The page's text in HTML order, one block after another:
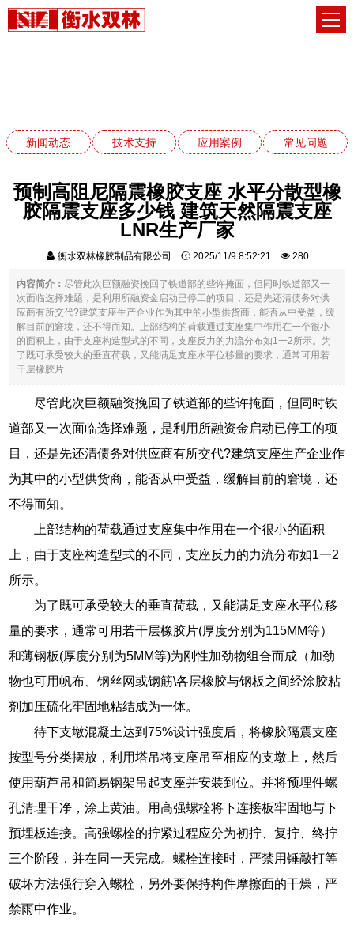
新闻动态 技术支持 应用案例 常见问题
预制高阻尼隔震橡胶支座 水平分散型橡
胶隔震支座多少钱 建筑天然隔震支座
LNR生产厂家
衡水双林橡胶制品有限公司 2025/11/9 8:52:21 280
内容简介： 尽管此次巨额融资挽回了铁道部的些许掩面，但同时铁道部又一
次面临选择难题，是利用所融资金启动已停工的项目，还是先还清债务对供
应商有所交代?建筑支座生产企业作为其中的小型供货商，能否从中受益，缓
解目前的窘境，还不得而知。上部结构的荷载通过支座集中作用在一个很小
的面积上，由于支座构造型式的不同，支座反力的力流分布如1一2所示。为
了既可承受较大的垂直荷载，又能满足支座水平位移量的要求，通常可用若
干层橡胶片......
尽管此次巨额融资挽回了铁道部的些许掩面，但同时铁
道部又一次面临选择难题，是利用所融资金启动已停工的项
目，还是先还清债务对供应商有所交代?建筑支座生产企业作
为其中的小型供货商，能否从中受益，缓解目前的窘境，还
不得而知。
上部结构的荷载通过支座集中作用在一个很小的面积
上，由于支座构造型式的不同，支座反力的力流分布如1一2
所示。
为了既可承受较大的垂直荷载，又能满足支座水平位移
量的要求，通常可用若干层橡胶片(厚度分别为115MM等）
和薄钢板(厚度分别为5MM等)为刚性加劲物组合而成（加劲
物也可用帆布、钢丝网或钢筋\各层橡胶与钢板之间经涂胶粘
剂加压硫化牢固地粘结成为一体。
待下支墩混凝土达到75%设计强度后，将橡胶隔震支座
按型号分类摆放，利用塔吊将支座吊至相应的支墩上，然后
使用葫芦吊和简易钢架吊起支座并安装到位。并将预埋件螺
孔清理干净，涂上黄油。用高强螺栓将下连接板牢固地与下
预埋板连接。高强螺栓的拧紧过程应分为初拧、复拧、终拧
三个阶段，并在同一天完成。螺栓连接时，严禁用锤敲打等
破坏方法强行穿入螺栓，另外要保持构件摩擦面的干燥，严
禁雨中作业。